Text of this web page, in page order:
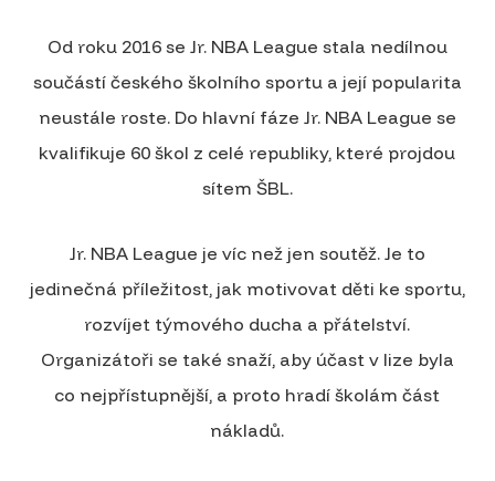
Od roku 2016 se Jr. NBA League stala nedílnou
součástí českého školního sportu a její popularita
neustále roste. Do hlavní fáze Jr. NBA League se
kvalifikuje 60 škol z celé republiky, které projdou
sítem ŠBL.
Jr. NBA League je víc než jen soutěž. Je to
jedinečná příležitost, jak motivovat děti ke sportu,
rozvíjet týmového ducha a přátelství.
Organizátoři se také snaží, aby účast v lize byla
co nejpřístupnější, a proto hradí školám část
nákladů.